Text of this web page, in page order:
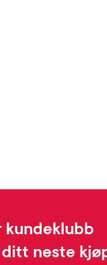
kundeklubb
ditt neste